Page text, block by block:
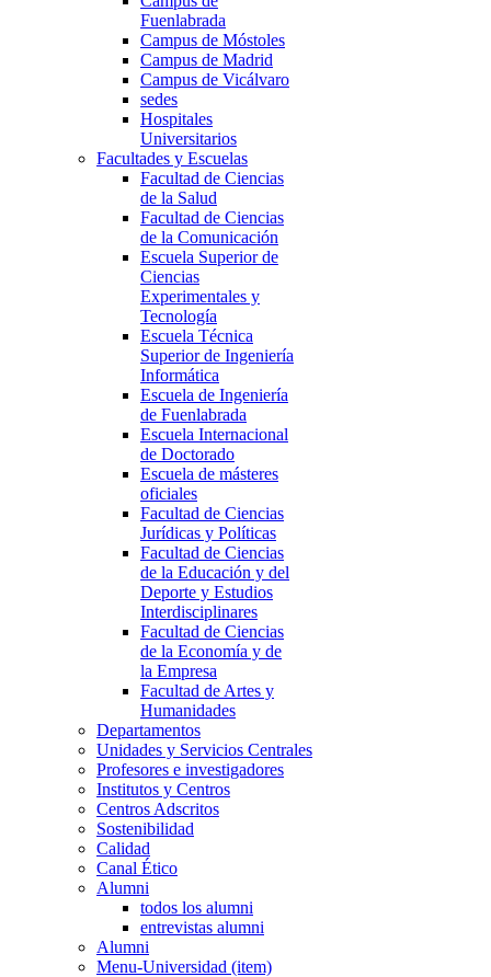
Fuenlabrada
Campus de Móstoles
Campus de Madrid
Campus de Vicálvaro
sedes
Hospitales
Universitarios
Facultades y Escuelas
Facultad de Ciencias
de la Salud
Facultad de Ciencias
de la Comunicación
Escuela Superior de
Ciencias
Experimentales y
Tecnología
Escuela Técnica
Superior de Ingeniería
Informática
Escuela de Ingeniería
de Fuenlabrada
Escuela Internacional
de Doctorado
Escuela de másteres
oficiales
Facultad de Ciencias
Jurídicas y Políticas
Facultad de Ciencias
de la Educación y del
Deporte y Estudios
Interdisciplinares
Facultad de Ciencias
de la Economía y de
la Empresa
Facultad de Artes y
Humanidades
Departamentos
Unidades y Servicios Centrales
Profesores e investigadores
Institutos y Centros
Centros Adscritos
Sostenibilidad
Calidad
Canal Ético
Alumni
todos los alumni
entrevistas alumni
Alumni
Menu-Universidad (item)